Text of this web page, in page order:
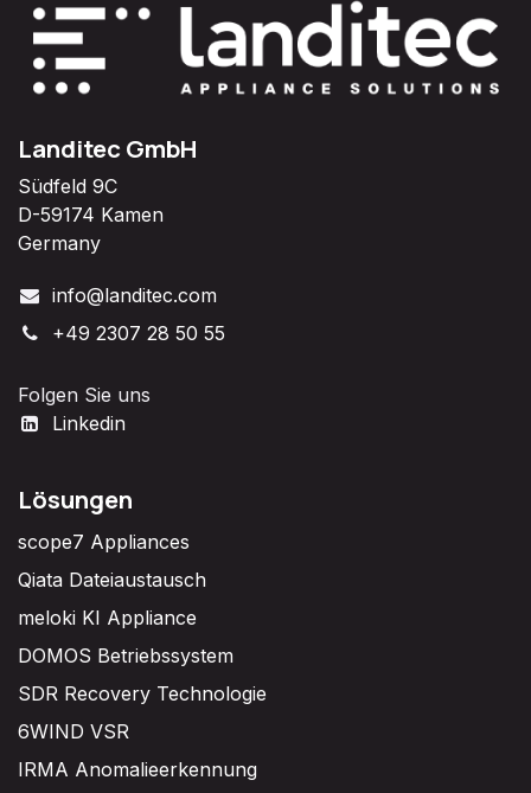
Landitec GmbH
Südfeld 9C
D-59174 Kamen
Germany
info@landitec.com
+49 2307 28 50 55
Folgen Sie uns
Linkedin
Lösungen
scope7 Appliances
Qiata Dateiaustausch
meloki KI Appliance
DOMOS Betriebssystem
SDR Recovery Technologie
6WIND VSR
IRMA Anomalieerkennung